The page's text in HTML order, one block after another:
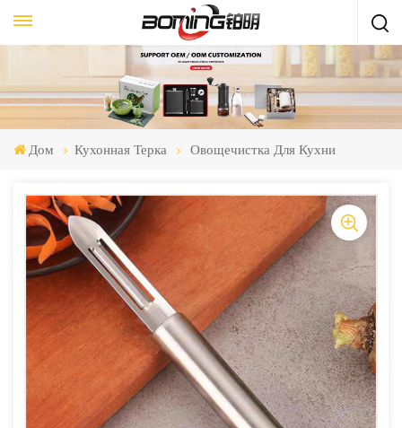
Дом Кухонная Терка Овощечистка Для Кухни